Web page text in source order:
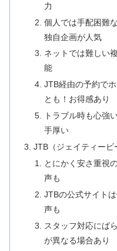
力
個人では手配困難
独自企画が人気
ネットでは難しい
能
JTB経由の予約で
とも！お得感あり
トラブル時も心強
手厚い
JTB（ジェイティービ
とにかく安さ重視
声も
JTBの公式サイト
声も
スタッフ対応にば
が異なる場合あり